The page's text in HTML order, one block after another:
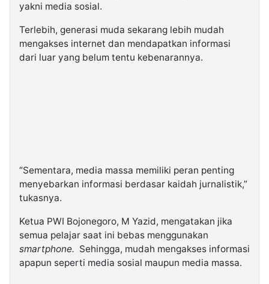
yakni media sosial.
Terlebih, generasi muda sekarang lebih mudah
mengakses internet dan mendapatkan informasi
dari luar yang belum tentu kebenarannya.
“Sementara, media massa memiliki peran penting
menyebarkan informasi berdasar kaidah jurnalistik,”
tukasnya.
Ketua PWI Bojonegoro, M Yazid, mengatakan jika
semua pelajar saat ini bebas menggunakan
smartphone. Sehingga, mudah mengakses informasi
apapun seperti media sosial maupun media massa.